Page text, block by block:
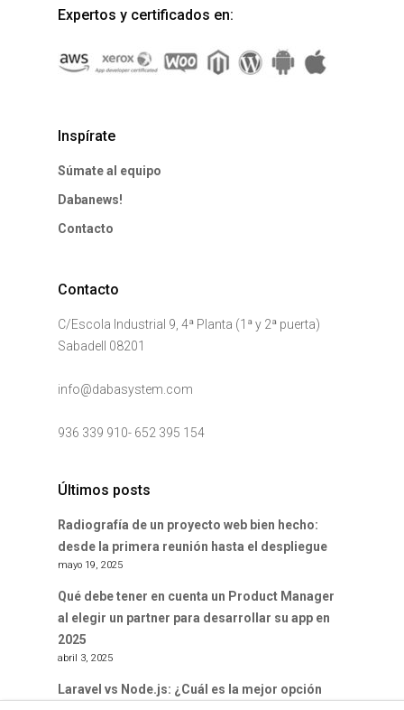
Expertos y certificados en:
Inspírate
Súmate al equipo
Dabanews!
Contacto
Contacto
C/Escola Industrial 9, 4ª Planta (1ª y 2ª puerta)
Sabadell 08201
info@dabasystem.com
936 339 910- 652 395 154
Últimos posts
Radiografía de un proyecto web bien hecho:
desde la primera reunión hasta el despliegue
mayo 19, 2025
Qué debe tener en cuenta un Product Manager
al elegir un partner para desarrollar su app en
2025
abril 3, 2025
Laravel vs Node.js: ¿Cuál es la mejor opción
Contacto